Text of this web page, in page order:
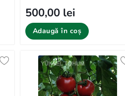
500,00 lei
Adaugă în coș